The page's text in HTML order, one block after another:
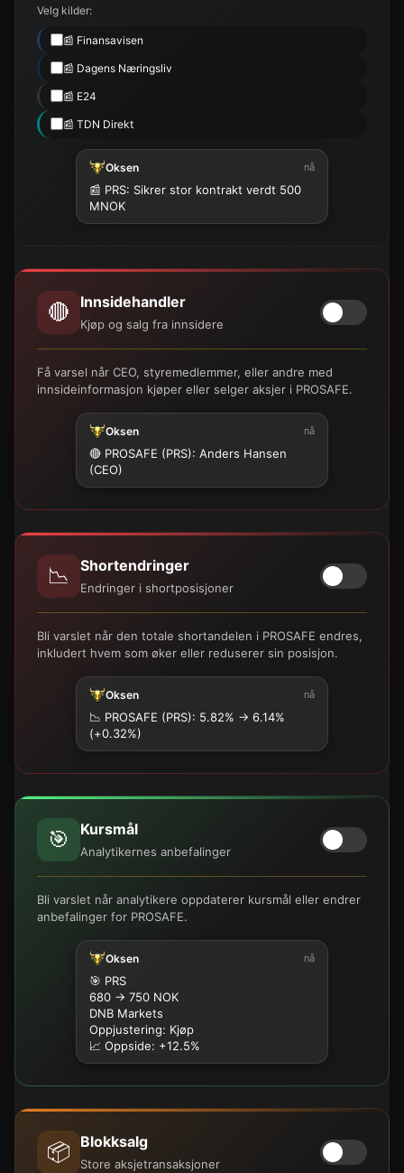
Velg kilder:
📰 Finansavisen
📰 Dagens Næringsliv
📰 E24
📰 TDN Direkt
Oksen nå
📰 PRS: Sikrer stor kontrakt verdt 500
MNOK
🔴 Innsidehandler
Kjøp og salg fra innsidere
Få varsel når CEO, styremedlemmer, eller andre med
innsideinformasjon kjøper eller selger aksjer i PROSAFE.
Oksen nå
🔴 PROSAFE (PRS): Anders Hansen
(CEO)
📉 Shortendringer
Endringer i shortposisjoner
Bli varslet når den totale shortandelen i PROSAFE endres,
inkludert hvem som øker eller reduserer sin posisjon.
Oksen nå
📉 PROSAFE (PRS): 5.82% → 6.14%
(+0.32%)
🎯 Kursmål
Analytikernes anbefalinger
Bli varslet når analytikere oppdaterer kursmål eller endrer
anbefalinger for PROSAFE.
Oksen nå
🎯 PRS
680 → 750 NOK
DNB Markets
Oppjustering: Kjøp
📈 Oppside: +12.5%
📦 Blokksalg
Store aksjetransaksjoner